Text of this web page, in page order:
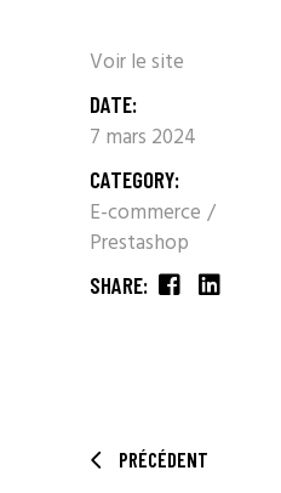
Voir le site
DATE:
7 mars 2024
CATEGORY:
E-commerce
Prestashop
SHARE:
PRÉCÉDENT